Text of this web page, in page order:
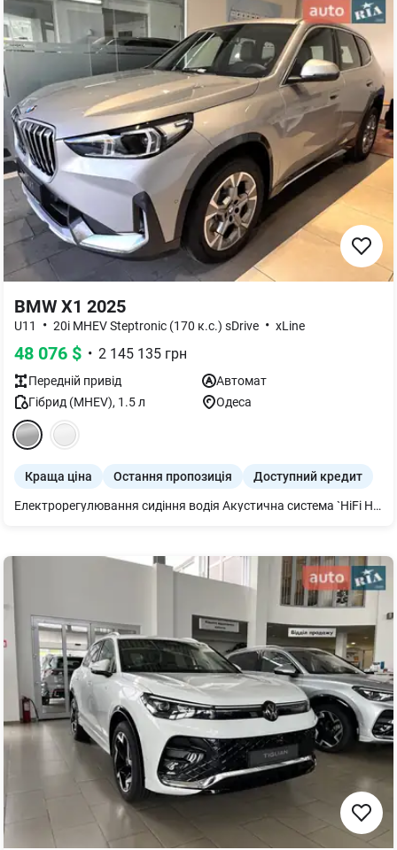
BMW X1 2025
U11 • 20i MHEV Steptronic (170 к.с.) sDrive • xLine
48 076 $ • 2 145 135 грн
Передній привід
Автомат
Гібрид (MHEV), 1.5л Одеса
Краща ціна Остання пропозиція Доступний кредит
Електрорегулювання сидіння водія Акустична система `HiFi Harman Kardon` Legal emergency call BMW Individual обробка стелі `Anthracite` Активний захист пішоходів Пакет опцій Система комфортного доступу Зовнішнє ліве дзеркало заднього виду і внутрішнє із затемненням Салонне дзеркало заднього виду з автозатемненням Адаптивні світлодіодні фари Система автоматичного управління дальнім світлом Бездротова зарядка з охолодженням пристрою xLine 18"аеродинамічні диски 866 Bicolour Обробні планки салону c лаковим покриттям `Black high - gloss` Спеціальний додатковий вміст X BMW Individual зовнішня обробка `Aluminium Satinated` Панель приладів `Luxury` 9CY пакет Підігрів керма Кріплення для дитячих крісел `Isofix` Підігрів передніх сидінь Болти-секретки для коліс Індикатор тиску в покришках Комплект для ремонту шин Teleservices Пакет Connected необмежений